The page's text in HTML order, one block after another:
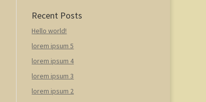
Recent Posts
Hello world!
lorem ipsum 5
lorem ipsum 4
lorem ipsum 3
lorem ipsum 2